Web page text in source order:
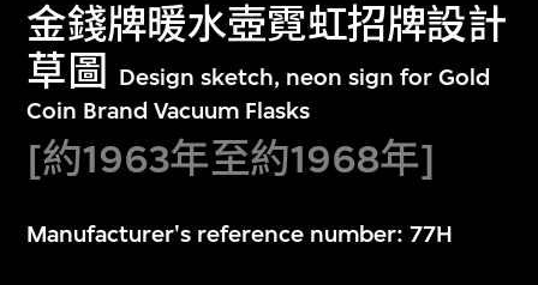
金錢牌暖水壺霓虹招牌設計
草圖
Design sketch, neon sign for Gold
Coin Brand Vacuum Flasks
[約1963年至約1968年]
Manufacturer's reference number: 77H